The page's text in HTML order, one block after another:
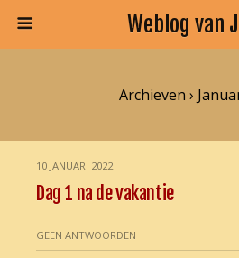
Weblog van
Archieven ›
10 JANUARI 2022
Dag 1 na de vakantie
GEEN ANTWOORDEN